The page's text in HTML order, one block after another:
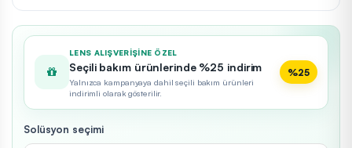
LENS ALIŞVERIŞINE ÖZEL
Seçili bakım ürünlerinde %25 indirim
Yalnızca kampanyaya dahil seçili bakım ürünleri
indirimli olarak gösterilir.
%25
Solüsyon seçimi